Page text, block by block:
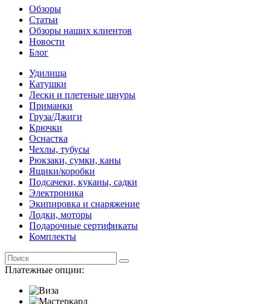
Обзоры
Статьи
Обзоры наших клиентов
Новости
Блог
Удилища
Катушки
Лески и плетеные шнуры
Приманки
Груза/Джиги
Крючки
Оснастка
Чехлы, тубусы
Рюкзаки, сумки, каны
Ящики/коробки
Подсачеки, куканы, садки
Электроника
Экипировка и снаряжение
Лодки, моторы
Подарочные сертификаты
Комплекты
Платежные опции: